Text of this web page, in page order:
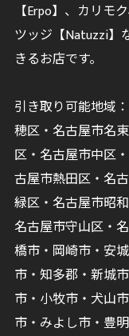
【Erpo】、カリモ
ツッジ【Natuzzi】
きるお店です。
引き取り可能地
穂区・名古屋市名
区・名古屋市中区
古屋市熱田区・名
緑区・名古屋市昭
名古屋市守山区・
橋市・岡崎市・安
市・知多郡・新城
市・小牧市・犬山
市・みよし市・豊